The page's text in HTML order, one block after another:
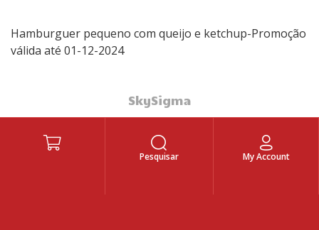
Hamburguer pequeno com queijo e ketchup-Promoção
válida até 01-12-2024
Pesquisar My Account
SkySigma